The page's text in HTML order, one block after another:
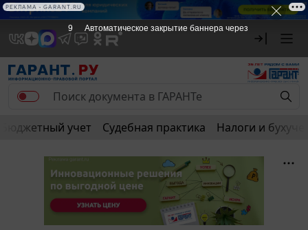
Бюджетный учет Судебная практика Налоги и
9 Автоматическое закрытие баннера через
РЕКЛАМА • GARANT.RU